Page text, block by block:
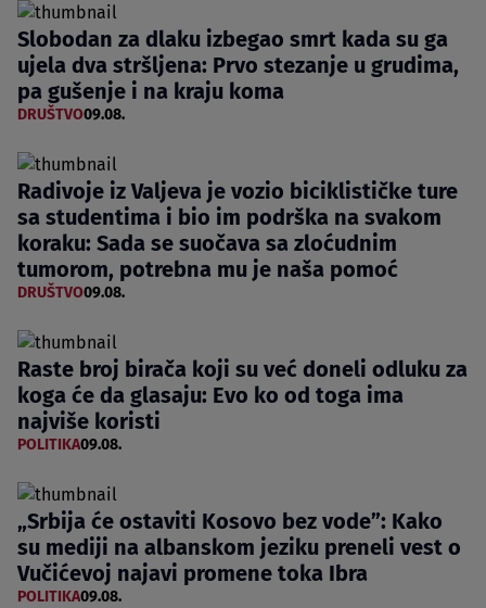
Slobodan za dlaku izbegao smrt kada su ga
ujela dva stršljena: Prvo stezanje u grudima,
pa gušenje i na kraju koma
DRUŠTVO09.08.
Radivoje iz Valjeva je vozio biciklističke ture
sa studentima i bio im podrška na svakom
koraku: Sada se suočava sa zloćudnim
tumorom, potrebna mu je naša pomoć
DRUŠTVO09.08.
Raste broj birača koji su već doneli odluku za
koga će da glasaju: Evo ko od toga ima
najviše koristi
POLITIKA09.08.
„Srbija će ostaviti Kosovo bez vode”: Kako
su mediji na albanskom jeziku preneli vest o
Vučićevoj najavi promene toka Ibra
POLITIKA09.08.